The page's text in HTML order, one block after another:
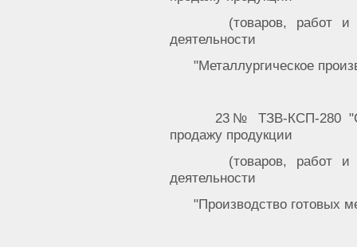
(товаров, работ
деятельности
"Металлургическое
23№ ТЗВ-КСП-280
продажу продукции
(товаров, работ
деятельности
"Производство готовых